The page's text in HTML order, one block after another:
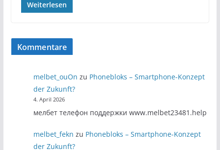
Weiterlesen
Kommentare
melbet_ouOn zu Phonebloks – Smartphone-Konzept
der Zukunft?
4. April 2026
мелбет телефон поддержки www.melbet23481.help
melbet_fekn zu Phonebloks – Smartphone-Konzept
der Zukunft?